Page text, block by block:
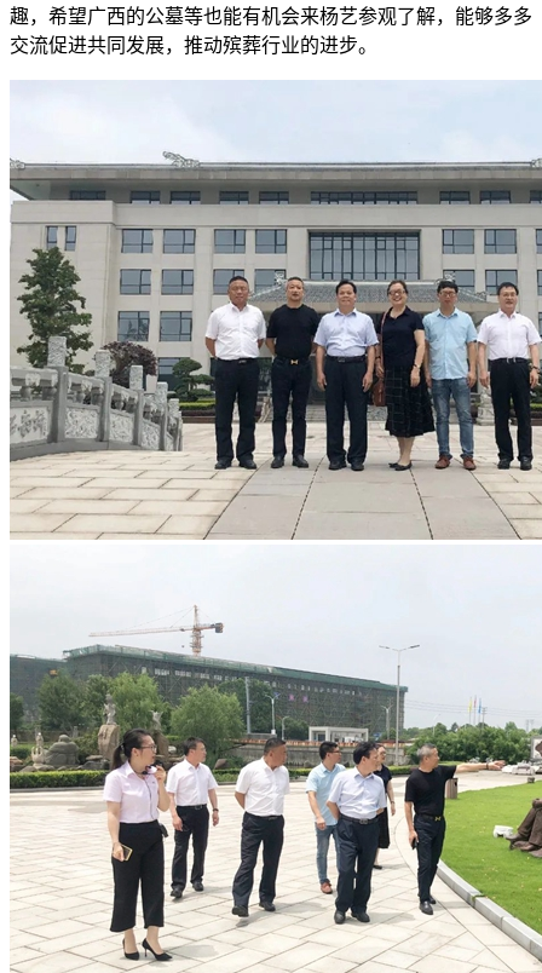
趣，希望广西的公墓等也能有机会来杨艺参观了解，能够多多
交流促进共同发展，推动殡葬行业的进步。